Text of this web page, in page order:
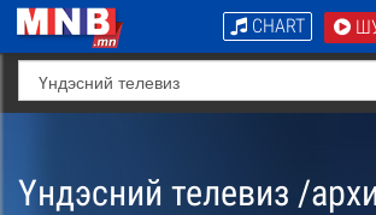
CHART
Үндэсний телевиз /